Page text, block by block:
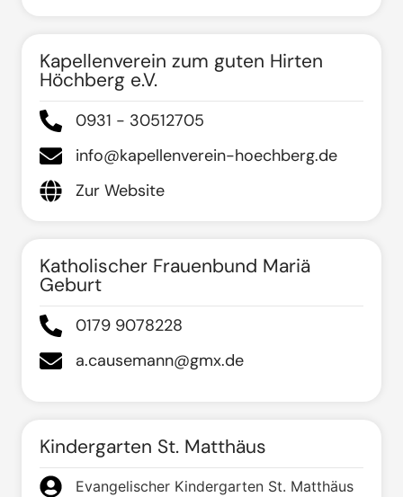
Kapellenverein zum guten Hirten
Höchberg e.V.
0931 - 30512705
info@kapellenverein-hoechberg.de
Zur Website
Katholischer Frauenbund Mariä
Geburt
0179 9078228
a.causemann@gmx.de
Kindergarten St. Matthäus
Evangelischer Kindergarten St. Matthäus